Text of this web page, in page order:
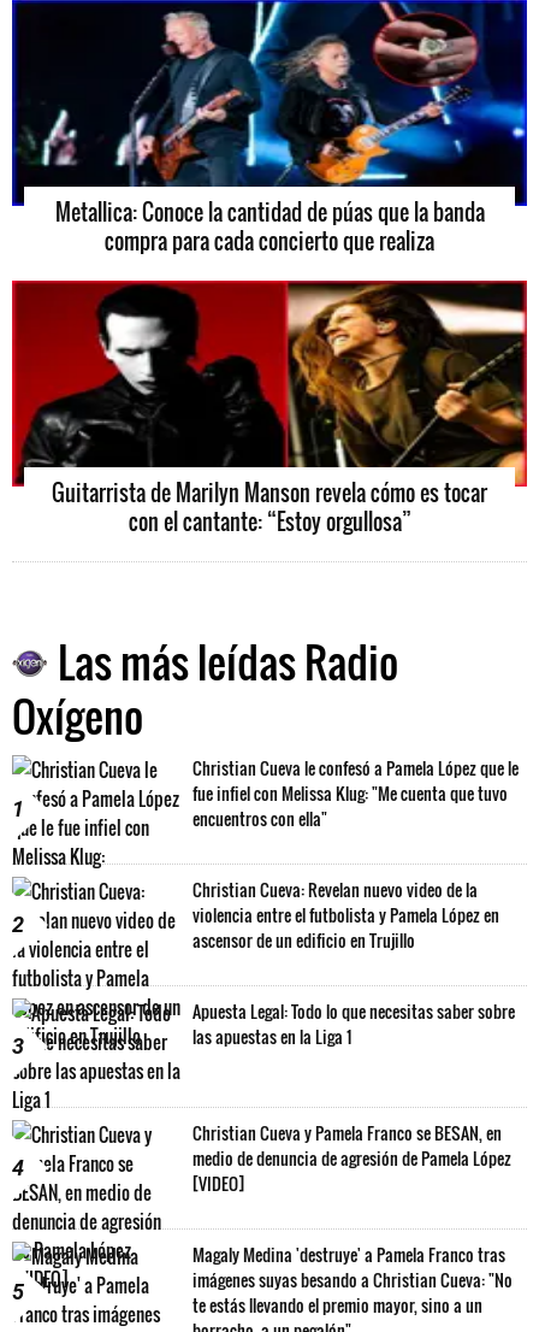
Metallica: Conoce la cantidad de púas que la banda
compra para cada concierto que realiza
Guitarrista de Marilyn Manson revela cómo es tocar
con el cantante: “Estoy orgullosa”
Las más leídas Radio
Oxígeno
1
Christian Cueva le confesó a Pamela López que le
fue infiel con Melissa Klug: "Me cuenta que tuvo
encuentros con ella"
2
Christian Cueva: Revelan nuevo video de la
violencia entre el futbolista y Pamela López en
ascensor de un edificio en Trujillo
3
Apuesta Legal: Todo lo que necesitas saber sobre
las apuestas en la Liga 1
4
Christian Cueva y Pamela Franco se BESAN, en
medio de denuncia de agresión de Pamela López
[VIDEO]
5
Magaly Medina 'destruye' a Pamela Franco tras
imágenes suyas besando a Christian Cueva: "No
te estás llevando el premio mayor, sino a un